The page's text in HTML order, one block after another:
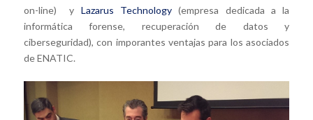
on-line) y Lazarus Technology (empresa dedicada a la
informática forense, recuperación de datos y
ciberseguridad), con imporantes ventajas para los asociados
de ENATIC.